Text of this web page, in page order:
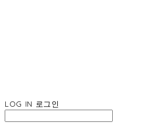
LOG IN 로그인